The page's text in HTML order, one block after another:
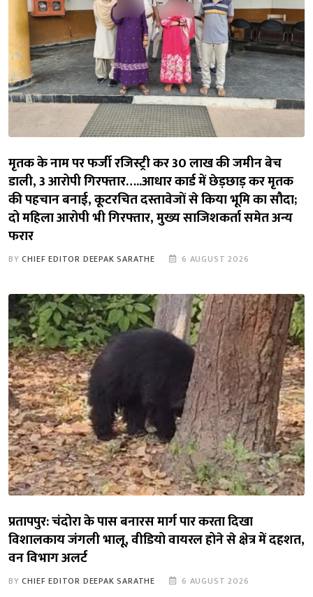
मृतक के नाम पर फर्जी रजिस्ट्री कर 30 लाख की जमीन बेच
डाली, 3 आरोपी गिरफ्तार…..आधार कार्ड में छेड़छाड़ कर मृतक
की पहचान बनाई, कूटरचित दस्तावेजों से किया भूमि का सौदा;
दो महिला आरोपी भी गिरफ्तार, मुख्य साजिशकर्ता समेत अन्य
फरार
BYCHIEF EDITOR DEEPAK SARATHE 6 AUGUST 2026
प्रतापपुर: चंदोरा के पास बनारस मार्ग पार करता दिखा
विशालकाय जंगली भालू, वीडियो वायरल होने से क्षेत्र में दहशत,
वन विभाग अलर्ट
BYCHIEF EDITOR DEEPAK SARATHE 6 AUGUST 2026